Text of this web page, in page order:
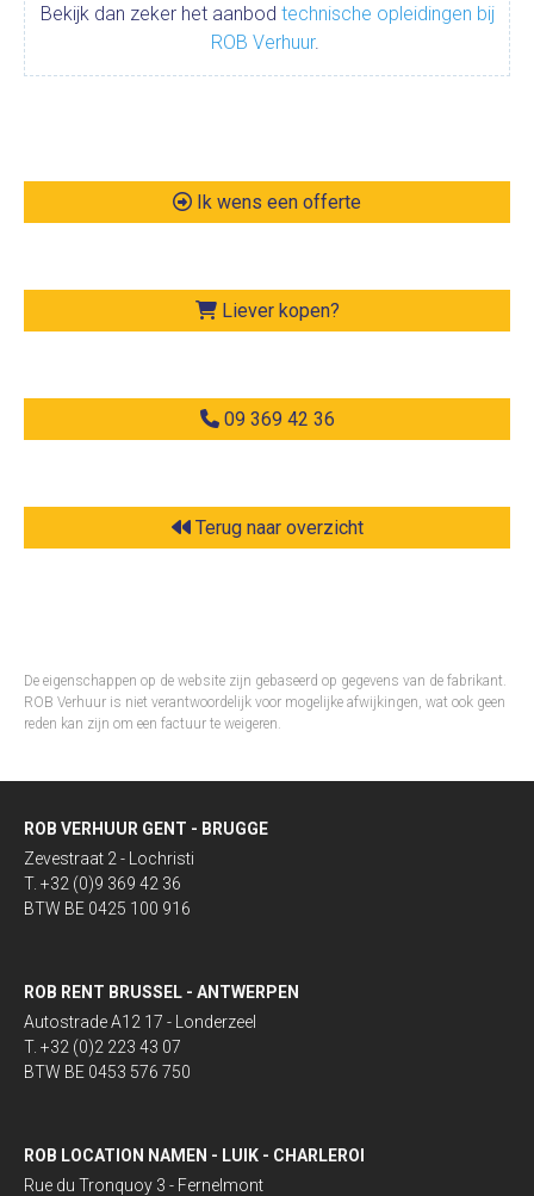
Bekijk dan zeker het aanbod technische opleidingen bij
ROB Verhuur.
Ik wens een offerte
Liever kopen?
09 369 42 36
Terug naar overzicht
De eigenschappen op de website zijn gebaseerd op gegevens van de fabrikant.
ROB Verhuur is niet verantwoordelijk voor mogelijke afwijkingen, wat ook geen
reden kan zijn om een factuur te weigeren.
ROB VERHUUR GENT - BRUGGE
Zevestraat 2 - Lochristi
T. +32 (0)9 369 42 36
BTW BE 0425 100 916
ROB RENT BRUSSEL - ANTWERPEN
Autostrade A12 17 - Londerzeel
T. +32 (0)2 223 43 07
BTW BE 0453 576 750
ROB LOCATION NAMEN - LUIK - CHARLEROI
Rue du Tronquoy 3 - Fernelmont